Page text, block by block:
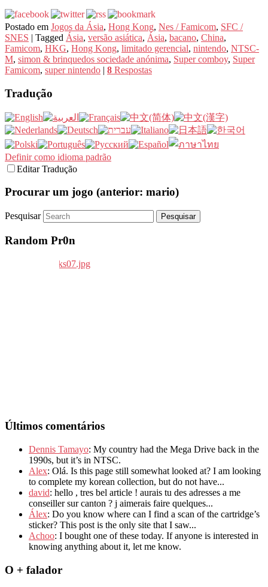
Postado em Jogos da Ásia, Hong Kong, Nes / Famicom, SFC /
SNES | Tagged Ásia, versão asiática, Ásia, bacano, China,
Famicom, HKG, Hong Kong, limitado gerencial, nintendo, NTSC-
M, simon & brinquedos sociedade anónima, Super comboy, Super
Famicom, super nintendo | 8 Respostas
Tradução
Definir como idioma padrão
Editar Tradução
Procurar um jogo (anterior: mario)
Pesquisar
Random Pr0n
Últimos comentários
Dennis Tamayo: My country had the Mega Drive back in the
1990s, but it’s in NTSC.
Alex: Olá. Is this page still somewhat looked at? I am looking
to complete my korean collection, but do not have...
david: hello , tres bel article ! aurais tu des adresses a me
conseiller sur canton ? j aimerais faire quelques...
Álex: Do you know where can I find a scan of the cartridge’s
sticker? This post is the only site that I saw...
Achoo: I bought one of these today. If anyone is interested in
knowing anything about it, let me know.
O + falador